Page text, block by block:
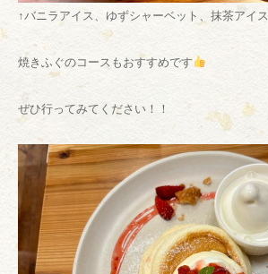
↑バニラアイス、ゆずシャーベット、抹茶アイス
焼きふぐのコースもおすすめです
ぜひ行ってみてください！！